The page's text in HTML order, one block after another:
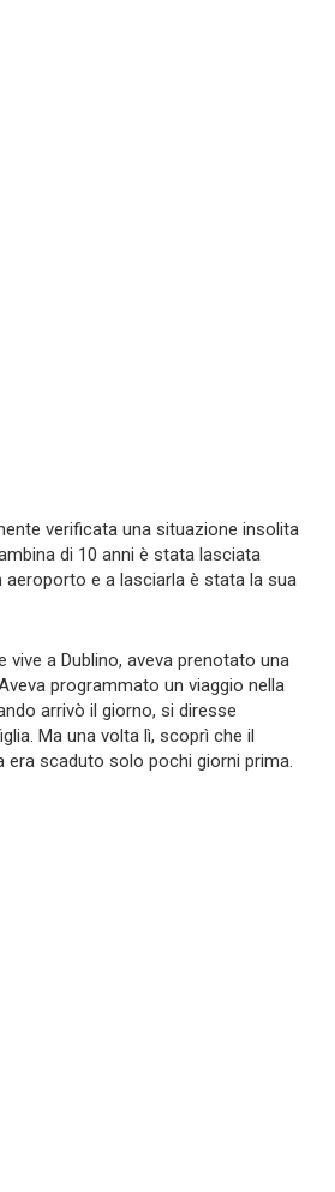
verificata una situazione insolita
di 10 anni è stata lasciata
e a lasciarla è stata la sua
vive a Dublino, aveva prenotato una
programmato un viaggio nella
arrivò il giorno, si diresse
Ma una volta lì, scoprì che il
era scaduto solo pochi giorni prima.